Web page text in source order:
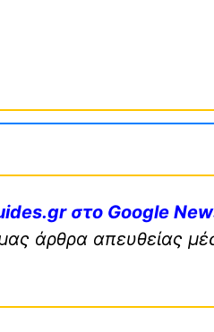
στο Google
άρθρα απευθείας